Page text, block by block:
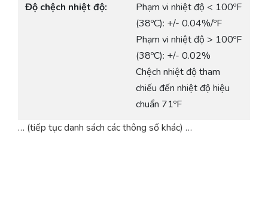
Độ chệch nhiệt độ:
Phạm vi nhiệt độ < 100ºF
(38ºC): +/- 0.04%/ºF
Phạm vi nhiệt độ > 100ºF
(38ºC): +/- 0.02%
Chệch nhiệt độ tham
chiếu đến nhiệt độ hiệu
chuẩn 71ºF
… (tiếp tục danh sách các thông số khác) …